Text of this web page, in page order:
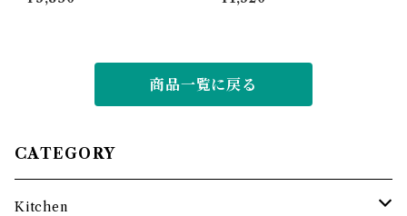
商品一覧に戻る
CATEGORY
Kitchen